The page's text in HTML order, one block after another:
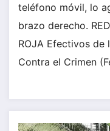
teléfono móvil, lo
brazo derecho.
ROJA Efectivos de
Contra el Crimen